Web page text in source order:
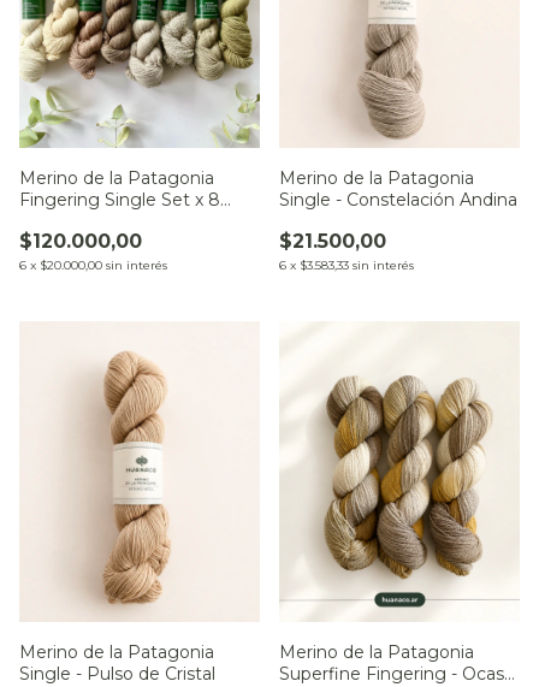
Merino de la Patagonia
Fingering Single Set x 8
$120.000,00
6 x $20.000,00 sin interés
Merino de la Patagonia
Single - Constelación Andina
$21.500,00
6 x $3.583,33 sin interés
Merino de la Patagonia
Single - Pulso de Cristal
Merino de la Patagonia
Superfine Fingering - Ocaso